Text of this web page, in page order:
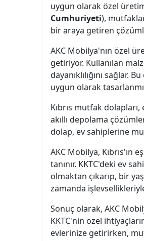
uygun olarak özel
Cumhuriyeti),
bir araya getiren
AKC Mobilya'nın özel
getiriyor. Kullanılan
dayanıklılığını sağlar.
uygun olarak
Kıbrıs mutfak
akıllı depolama
dolap, ev sahiplerine
AKC Mobilya, Kıbrıs'ın
tanınır. KKTC'deki ev
olmaktan çıkarıp, bir
zamanda
Sonuç olarak, AKC
KKTC'nin özel
evlerinize getirirken,